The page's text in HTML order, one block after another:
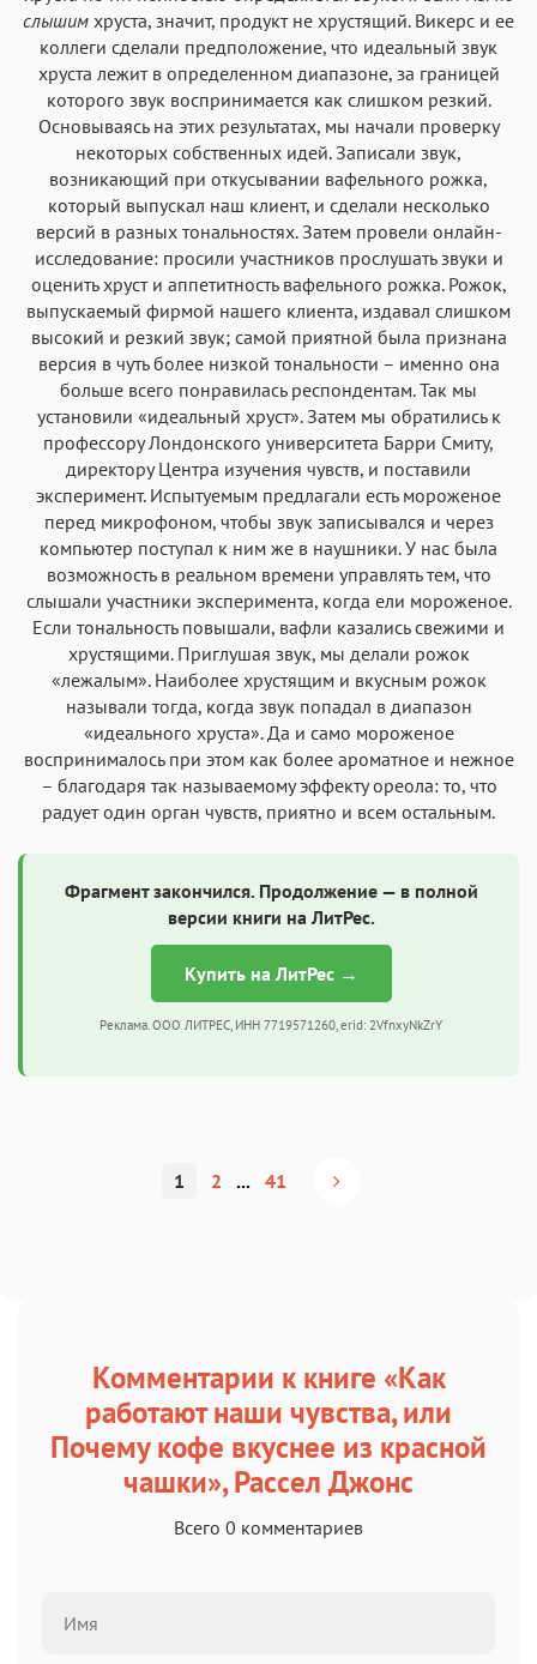
слышим хруста, значит, продукт не хрустящий. Викерс и ее
коллеги сделали предположение, что идеальный звук
хруста лежит в определенном диапазоне, за границей
которого звук воспринимается как слишком резкий.
Основываясь на этих результатах, мы начали проверку
некоторых собственных идей. Записали звук,
возникающий при откусывании вафельного рожка,
который выпускал наш клиент, и сделали несколько
версий в разных тональностях. Затем провели онлайн-
исследование: просили участников прослушать звуки и
оценить хруст и аппетитность вафельного рожка. Рожок,
выпускаемый фирмой нашего клиента, издавал слишком
высокий и резкий звук; самой приятной была признана
версия в чуть более низкой тональности – именно она
больше всего понравилась респондентам. Так мы
установили «идеальный хруст». Затем мы обратились к
профессору Лондонского университета Барри Смиту,
директору Центра изучения чувств, и поставили
эксперимент. Испытуемым предлагали есть мороженое
перед микрофоном, чтобы звук записывался и через
компьютер поступал к ним же в наушники. У нас была
возможность в реальном времени управлять тем, что
слышали участники эксперимента, когда ели мороженое.
Если тональность повышали, вафли казались свежими и
хрустящими. Приглушая звук, мы делали рожок
«лежалым». Наиболее хрустящим и вкусным рожок
называли тогда, когда звук попадал в диапазон
«идеального хруста». Да и само мороженое
воспринималось при этом как более ароматное и нежное
– благодаря так называемому эффекту ореола: то, что
радует один орган чувств, приятно и всем остальным.
Фрагмент закончился. Продолжение — в полной
версии книги на ЛитРес.
Купить на ЛитРес →
Реклама. ООО ЛИТРЕС, ИНН 7719571260, erid: 2VfnxyNkZrY
1 2 ... 41
Комментарии к книге «Как
работают наши чувства, или
Почему кофе вкуснее из красной
чашки», Рассел Джонс
Всего 0 комментариев